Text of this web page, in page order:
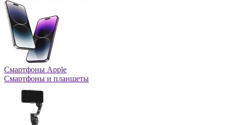
Смартфоны Apple
Смартфоны и планшеты